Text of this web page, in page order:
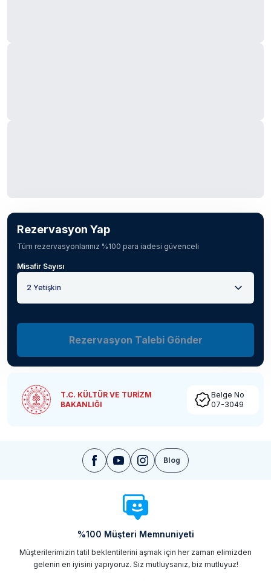
Rezervasyon Yap
Tüm rezervasyonlarınız %100 para iadesi güvenceli
Misafir Sayısı
2 Yetişkin
Rezervasyon Talebi Gönder
T.C. KÜLTÜR VE TURİZM
BAKANLIĞI
Belge No
07-3049
Blog
%100 Müşteri Memnuniyeti
Müşterilerimizin tatil beklentilerini aşmak için her zaman elimizden
gelenin en iyisini yapıyoruz. Siz mutluysanız, biz mutluyuz!